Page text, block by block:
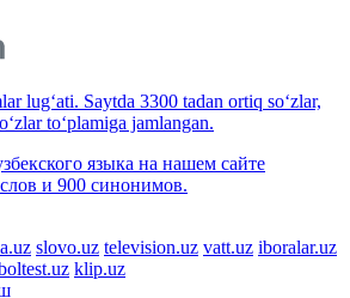
lug‘ati. Saytda 3300 tadan ortiq so‘zlar,
to‘plamiga jamlangan.
языка на нашем сайте
и 900 синонимов.
slovo.uz television.uz vatt.uz iboralar.uz
klip.uz